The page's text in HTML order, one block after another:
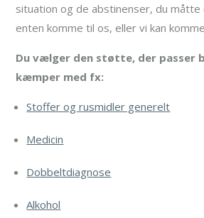
situation og de abstinenser, du måtte
enten komme til os, eller vi kan
Du vælger den støtte, der passer
kæmper med fx:
Stoffer og rusmidler generelt
Medicin
Dobbeltdiagnose
Alkohol